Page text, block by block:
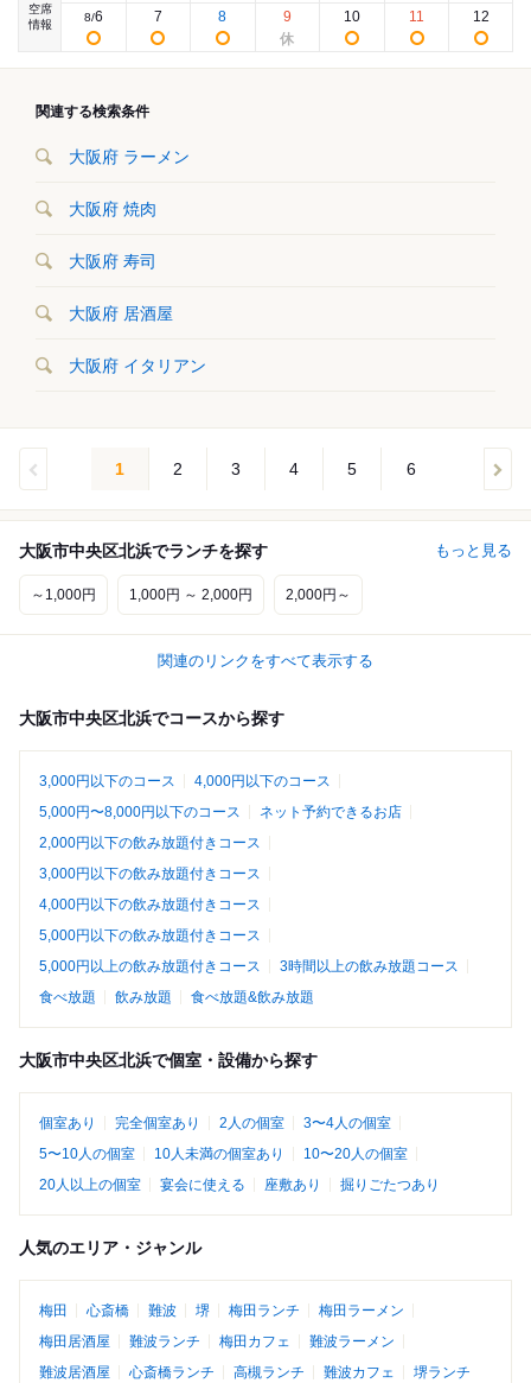
空席
情報
8/6 7 8 9 10 11 12
関連する検索条件
大阪府 ラーメン
大阪府 焼肉
大阪府 寿司
大阪府 居酒屋
大阪府 イタリアン
1 2 3 4 5 6
大阪市中央区北浜でランチを探す もっと見る
～1,000円 1,000円 ～ 2,000円 2,000円～
関連のリンクをすべて表示する
大阪市中央区北浜でコースから探す
3,000円以下のコース
4,000円以下のコース
5,000円〜8,000円以下のコース
ネット予約できるお店
2,000円以下の飲み放題付きコース
3,000円以下の飲み放題付きコース
4,000円以下の飲み放題付きコース
5,000円以下の飲み放題付きコース
5,000円以上の飲み放題付きコース
3時間以上の飲み放題コース
食べ放題
飲み放題 食べ放題&飲み放題
大阪市中央区北浜で個室・設備から探す
個室あり 完全個室あり 2人の個室
3〜4人の個室
5〜10人の個室
10人未満の個室あり
10〜20人の個室
20人以上の個室
宴会に使える 座敷あり 掘りごたつあり
人気のエリア・ジャンル
梅田 心斎橋 難波 堺 梅田ランチ
梅田ラーメン
梅田居酒屋
難波ランチ 梅田カフェ
難波ラーメン
難波居酒屋
心斎橋ランチ 高槻ランチ 難波カフェ 堺ランチ